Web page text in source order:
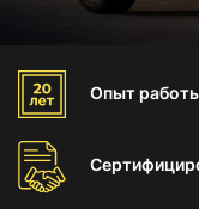
Опыт